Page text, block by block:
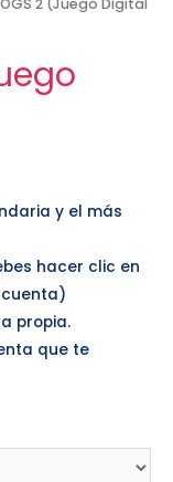
y el más
hacer clic en
cuenta)
propia.
que te